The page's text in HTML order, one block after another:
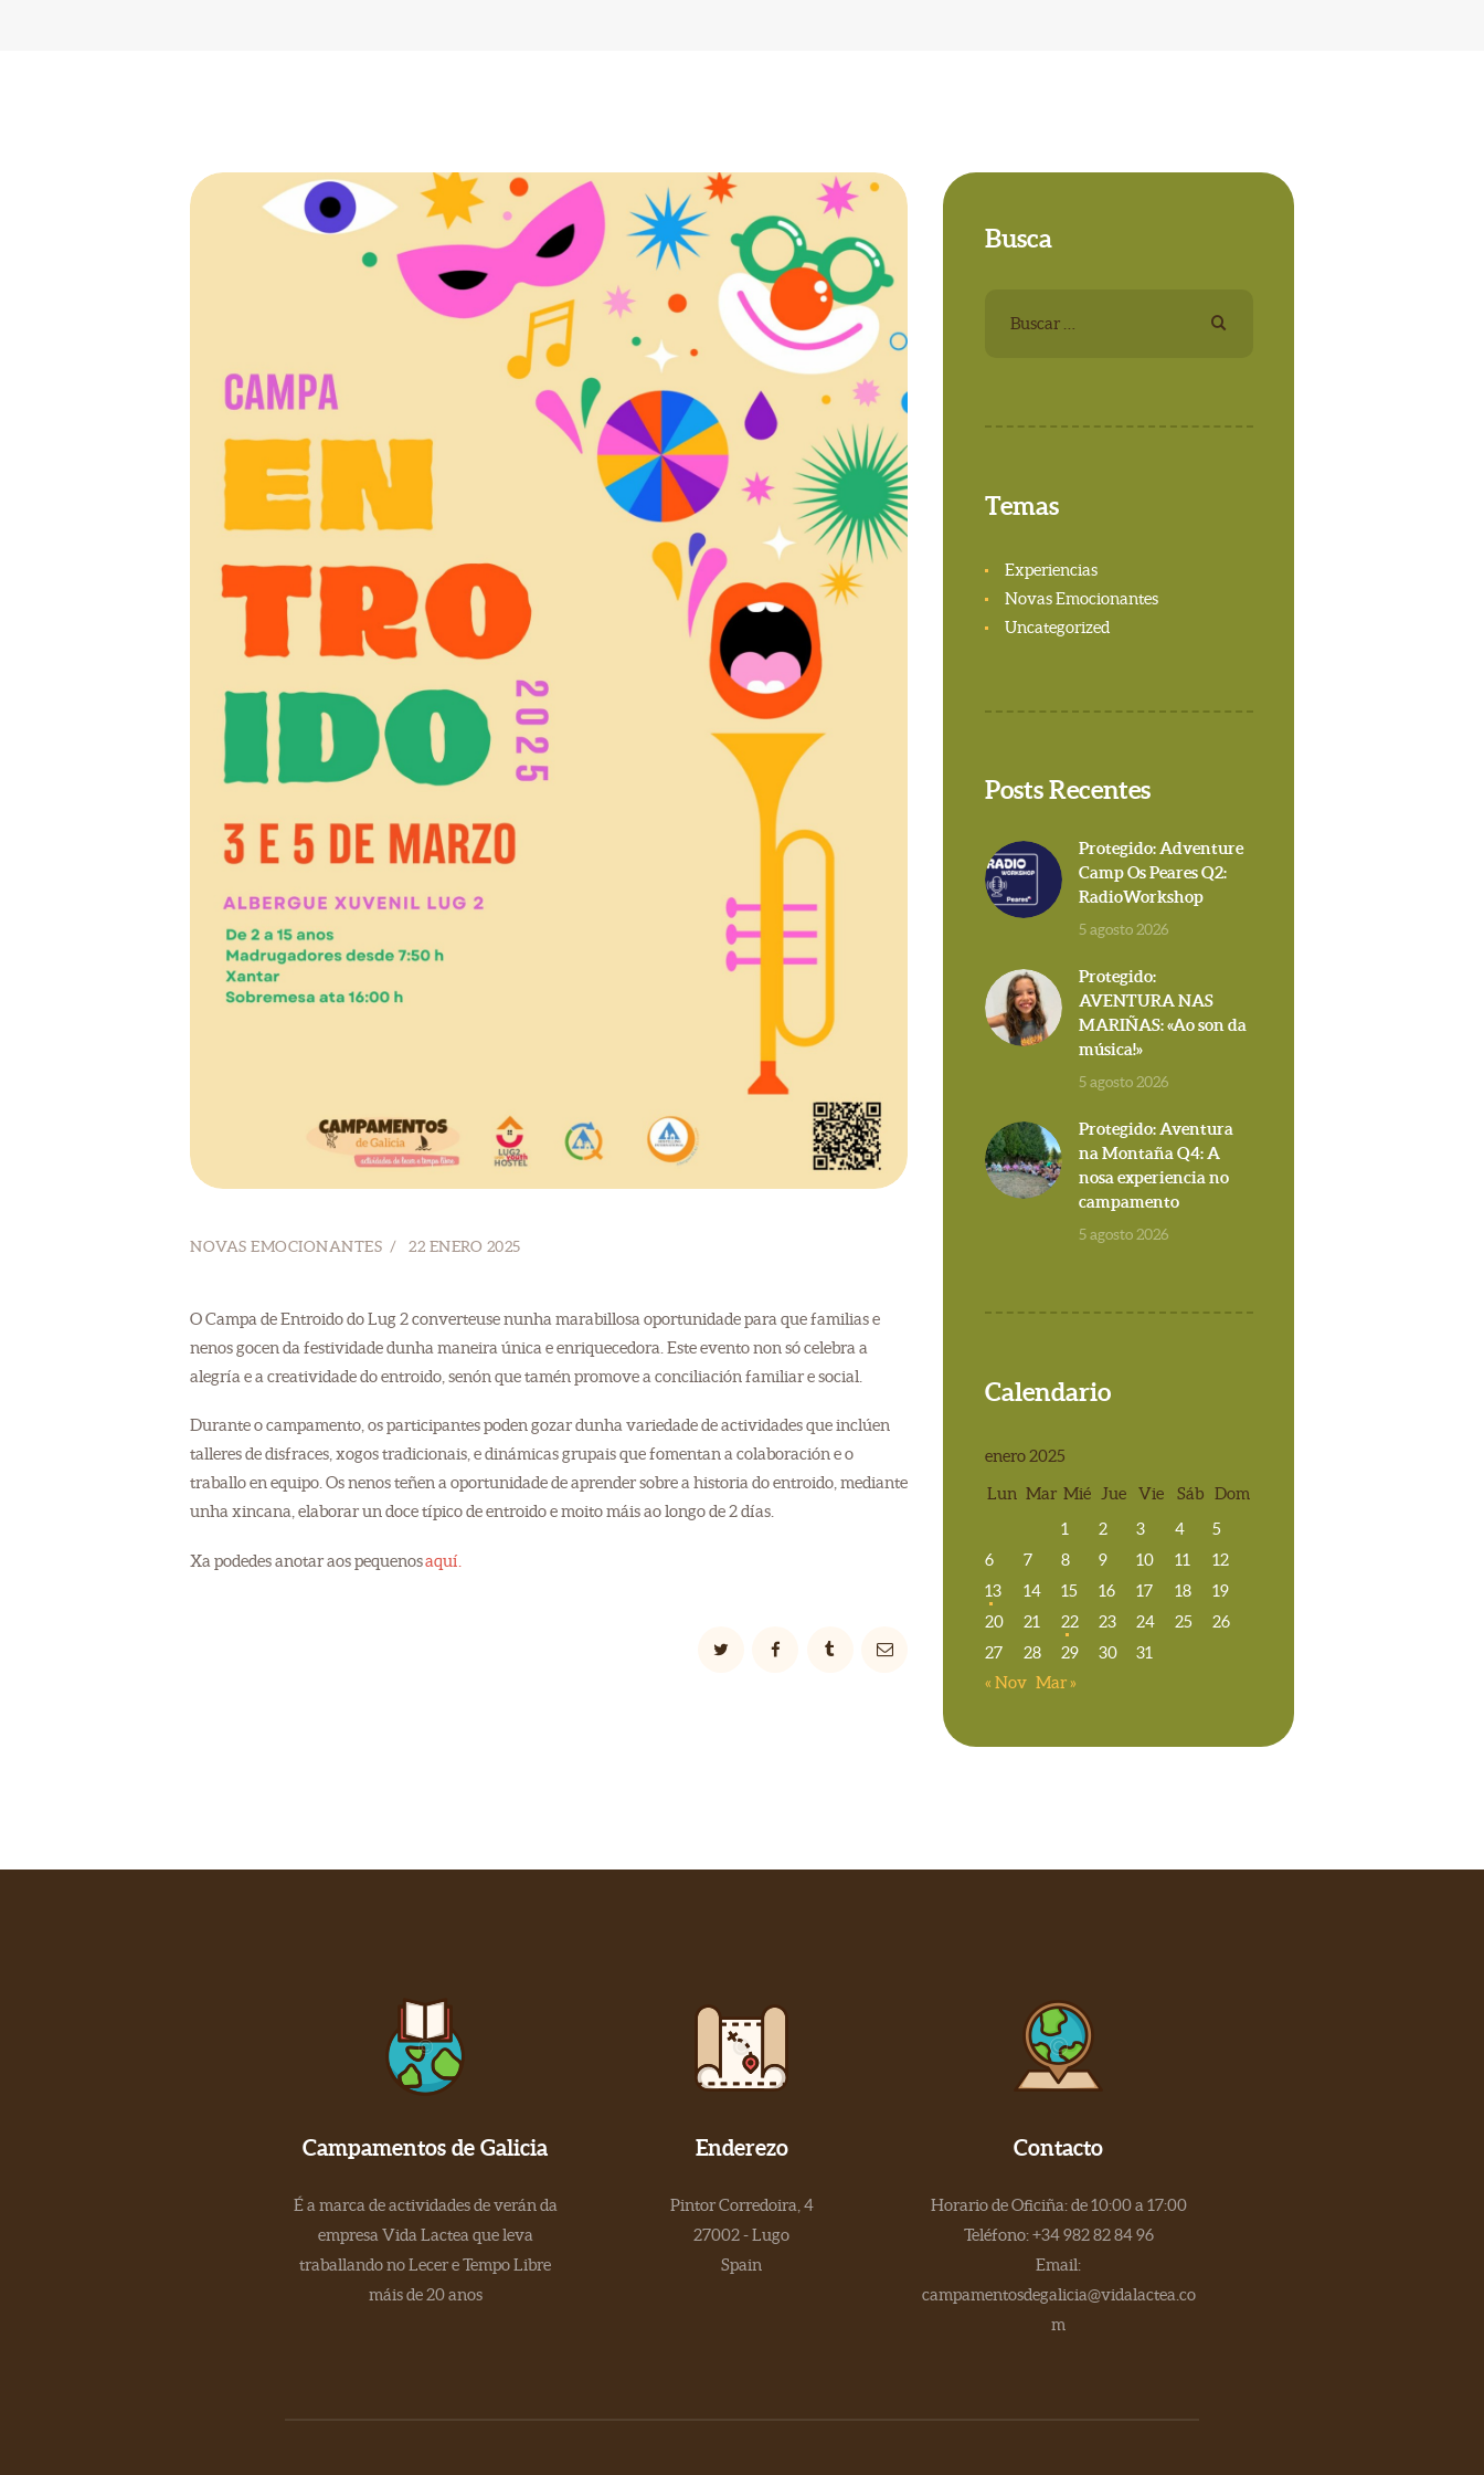
NOVAS EMOCIONANTES 22 ENERO 2025
O Campa de Entroido do Lug 2 converteuse nunha marabillosa oportunidade para que familias e
nenos gocen da festividade dunha maneira única e enriquecedora. Este evento non só celebra a
alegría e a creatividade do entroido, senón que tamén promove a conciliación familiar e social.
Durante o campamento, os participantes poden gozar dunha variedade de actividades que inclúen
talleres de disfraces, xogos tradicionais, e dinámicas grupais que fomentan a colaboración e o
traballo en equipo. Os nenos teñen a oportunidade de aprender sobre a historia do entroido, mediante
unha xincana, elaborar un doce típico de entroido e moito máis ao longo de 2 días.
Xa podedes anotar aos pequenosaquí.
Busca
Temas
Experiencias
Novas Emocionantes
Uncategorized
Posts Recentes
Protegido: Adventure
Camp Os Peares Q2:
RadioWorkshop
5 agosto 2026
Protegido:
AVENTURA NAS
MARIÑAS: «Ao son da
música!»
5 agosto 2026
Protegido: Aventura
na Montaña Q4: A
nosa experiencia no
campamento
5 agosto 2026
Calendario
enero 2025
Lun Mar Mié Jue Vie Sáb
Dom
1
2 3 4
5
6
7 8 9 10 11
12
13
14 15 16 17 18
19
20
21 22 23 24 25
26
27
28 29 30
31
« Nov Mar »
Campamentos de Galicia
É a marca de actividades de verán da
empresa Vida Lactea que leva
traballando no Lecer e Tempo Libre
máis de 20 anos
Enderezo
Pintor Corredoira, 4
27002 - Lugo
Spain
Contacto
Horario de Oficiña: de 10:00 a 17:00
Teléfono: +34 982 82 84 96
Email:
campamentosdegalicia@vidalactea.co
m